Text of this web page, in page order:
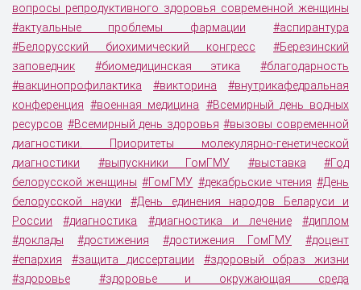
вопросы репродуктивного здоровья современной женщины
#актуальные проблемы фармации
#аспирантура
#Белорусский биохимический конгресс
#Березинский
заповедник
#биомедицинская этика
#благодарность
#вакцинопрофилактика
#викторина
#внутрикафедральная
конференция #военная медицина
#Всемирный день водных
ресурсов #Всемирный день здоровья #вызовы современной
диагностики. Приоритеты молекулярно-генетической
диагностики
#выпускники ГомГМУ #выставка
#Год
белорусской женщины #ГомГМУ #декабрьские чтения #День
белорусской науки
#День единения народов Беларуси и
России
#диагностика #диагностика и лечение
#диплом
#доклады
#достижения #достижения ГомГМУ
#доцент
#епархия
#защита диссертации
#здоровый образ жизни
#здоровье
#здоровье и окружающая среда